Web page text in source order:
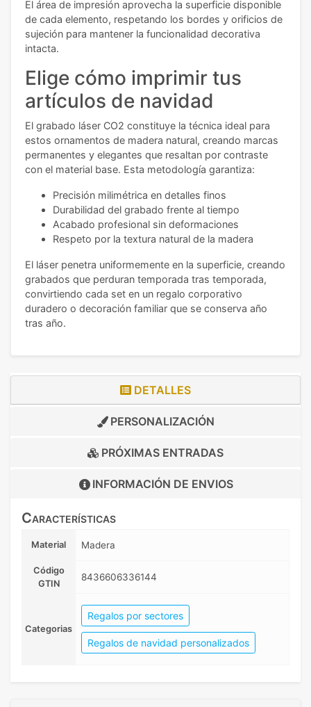
El área de impresión aprovecha la superficie disponible
de cada elemento, respetando los bordes y orificios de
sujeción para mantener la funcionalidad decorativa
intacta.
Elige cómo imprimir tus
artículos de navidad
El grabado láser CO2 constituye la técnica ideal para
estos ornamentos de madera natural, creando marcas
permanentes y elegantes que resaltan por contraste
con el material base. Esta metodología garantiza:
Precisión milimétrica en detalles finos
Durabilidad del grabado frente al tiempo
Acabado profesional sin deformaciones
Respeto por la textura natural de la madera
El láser penetra uniformemente en la superficie, creando
grabados que perduran temporada tras temporada,
convirtiendo cada set en un regalo corporativo
duradero o decoración familiar que se conserva año
tras año.
DETALLES
PERSONALIZACIÓN
PRÓXIMAS ENTRADAS
INFORMACIÓN DE ENVIOS
Características
Material Madera
Código
GTIN
8436606336144
Categorias
Regalos por sectores
Regalos de navidad personalizados